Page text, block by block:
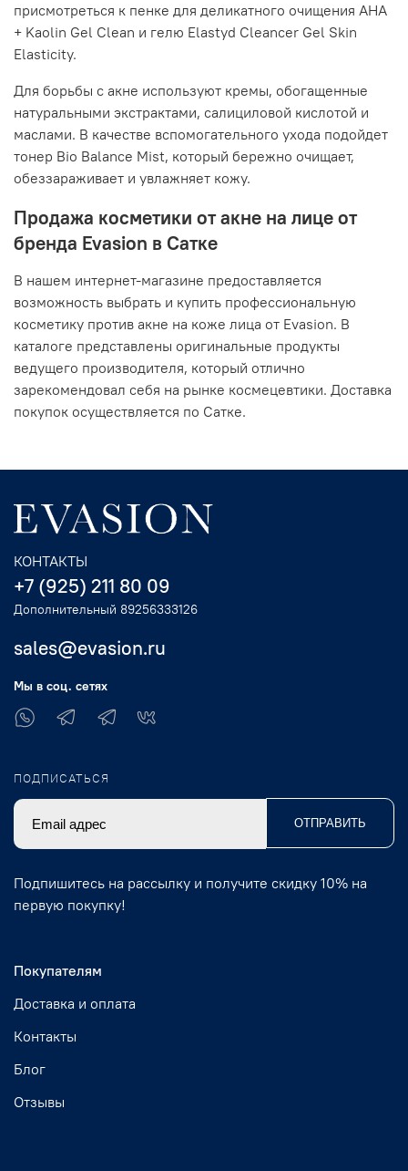
присмотреться к пенке для деликатного очищения AHA
+ Kaolin Gel Clean и гелю Elastyd Cleancer Gel Skin
Elasticity.
Для борьбы с акне используют кремы, обогащенные
натуральными экстрактами, салициловой кислотой и
маслами. В качестве вспомогательного ухода подойдет
тонер Bio Balance Mist, который бережно очищает,
обеззараживает и увлажняет кожу.
Продажа косметики от акне на лице от
бренда Evasion в Сатке
В нашем интернет-магазине предоставляется
возможность выбрать и купить профессиональную
косметику против акне на коже лица от Evasion. В
каталоге представлены оригинальные продукты
ведущего производителя, который отлично
зарекомендовал себя на рынке космецевтики. Доставка
покупок осуществляется по Сатке.
Покупателям
Доставка и оплата
Контакты
Блог
Отзывы
КОНТАКТЫ
+7 (925) 211 80 09
Дополнительный 89256333126
sales@evasion.ru
Мы в соц. сетях
ПОДПИСАТЬСЯ
ОТПРАВИТЬ
Подпишитесь на рассылку и получите скидку 10% на
первую покупку!